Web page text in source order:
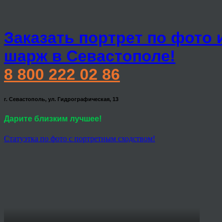
Заказать портрет по фото
шарж в Севастополе!
8 800 222 02 86
г. Севастополь, ул. Гидрографическая, 13
Дарите близким лучшее!
Статуэтка по фото с портретным сходством!